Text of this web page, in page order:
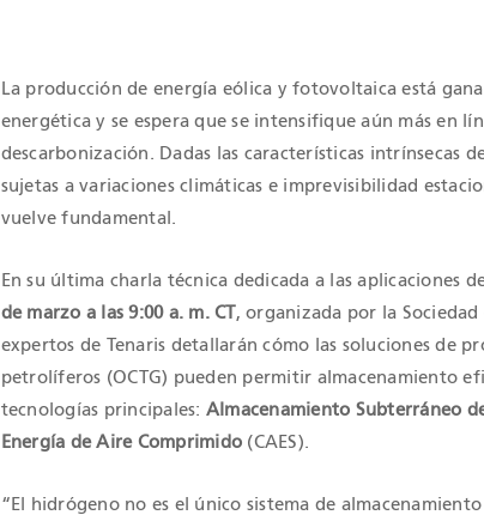
La producción de energía eólica y fotovoltaica está
energética y se espera que se intensifique aún más en
descarbonización. Dadas las características intrínsecas
sujetas a variaciones climáticas e imprevisibilidad
vuelve fundamental.
En su última charla técnica dedicada a las aplicaciones
de marzo a las 9:00 a. m. CT, organizada por la Sociedad
expertos de Tenaris detallarán cómo las soluciones de
petrolíferos (OCTG) pueden permitir almacenamiento
tecnologías principales: Almacenamiento Subterráneo
Energía de Aire Comprimido (CAES).
“El hidrógeno no es el único sistema de